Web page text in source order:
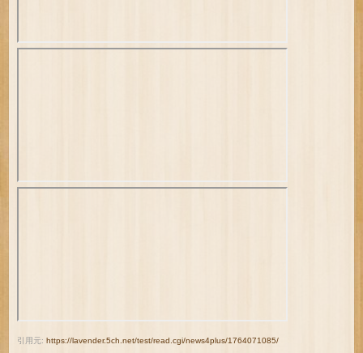
引用元:https://lavender.5ch.net/test/read.cgi/news4plus/1764071085/